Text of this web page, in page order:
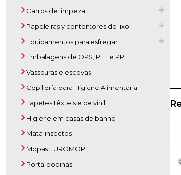
Carros de limpeza
Papeleiras y contentores do lixo
Equipamentos para esfregar
Embalagens de OPS, PET e PP
Vassouras e escovas
Cepillería para Higiene Alimentaria
Tapetes têxteis e de vinil
Higiene em casas de banho
Mata-insectos
Mopas EUROMOP
Porta-bobinas